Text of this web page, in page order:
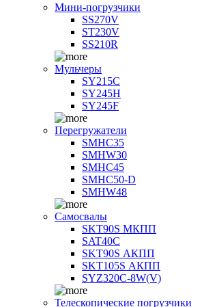
Мини-погрузчики
SS270V
ST230V
SS210R
Мульчеры
SY215C
SY245H
SY245F
Перегружатели
SMHC35
SMHW30
SMHC45
SMHC50-D
SMHW48
Самосвалы
SKT90S МКПП
SAT40C
SKT90S АКПП
SKT105S АКПП
SYZ320C-8W(V)
Телескопические погрузчики